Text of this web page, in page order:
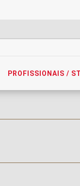
PROFISSIONAIS /